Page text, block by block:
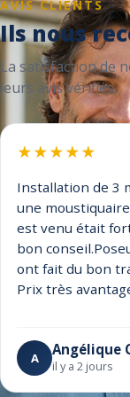
AVIS CLIENTS
Ils nous
La satisfaction de
leurs avis vérifiés.
★★★★★
Installation de 3
une
est venu était
bon
ont fait du bon
Prix très
A Angélique
il y a 2 jours